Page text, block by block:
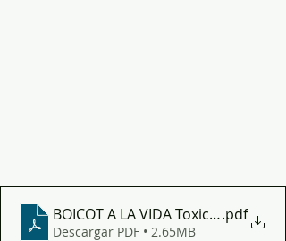
BOICOT A LA VIDA Toxicos de genes
.pdf
Descargar PDF • 2.65MB